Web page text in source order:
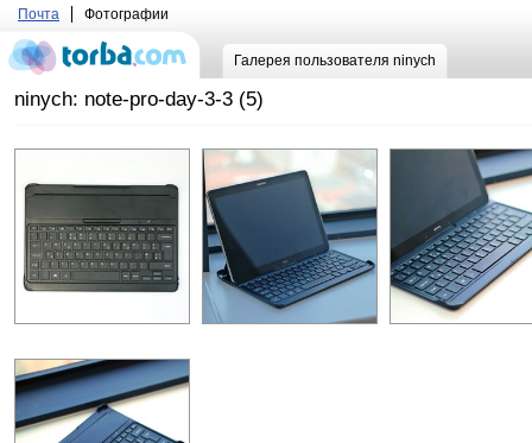
Почта Фотографии
Галерея пользователя ninych
ninych: note-pro-day-3-3 (5)